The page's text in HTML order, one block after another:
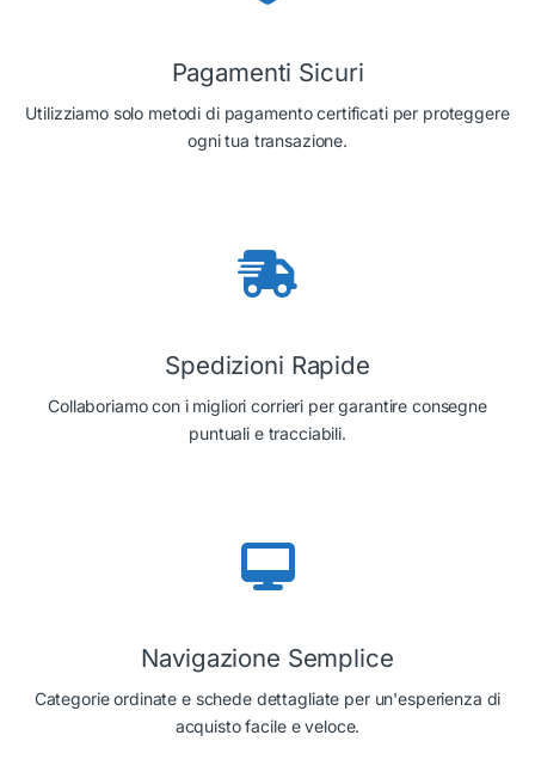
Pagamenti Sicuri
Utilizziamo solo metodi di pagamento certificati per proteggere
ogni tua transazione.
Spedizioni Rapide
Collaboriamo con i migliori corrieri per garantire consegne
puntuali e tracciabili.
Navigazione Semplice
Categorie ordinate e schede dettagliate per un'esperienza di
acquisto facile e veloce.